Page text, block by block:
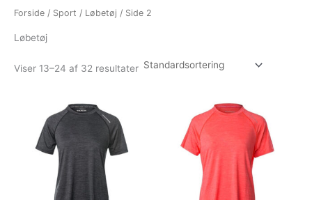
Forside / Sport / Løbetøj / Side 2
Løbetøj
Viser 13–24 af 32 resultater
vare
har
flere
kan
vare
har
flere